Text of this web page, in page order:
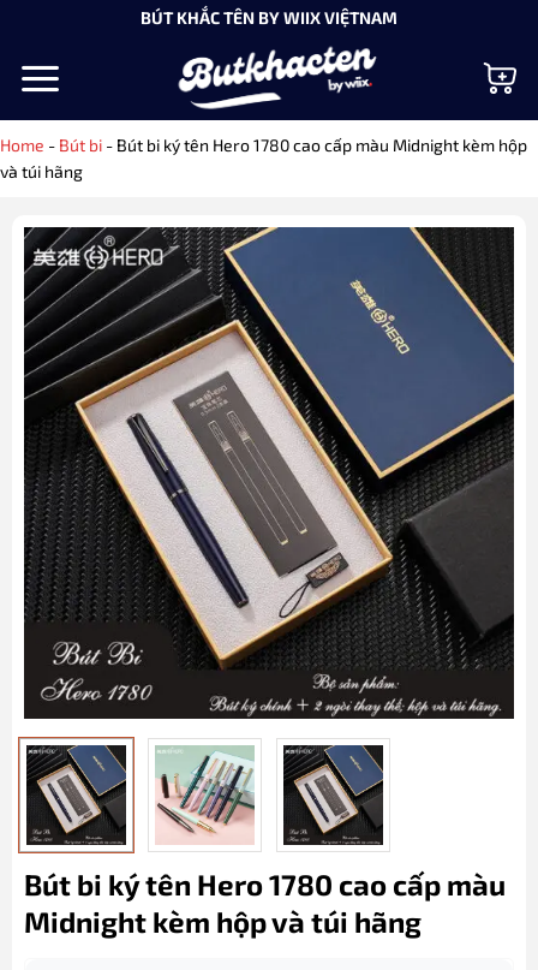
nội
BÚT KHẮC TÊN BY WIIX VIỆTNAM
Home - Bút bi - Bút bi ký tên Hero 1780 cao cấp màu Midnight kèm hộp
và túi hãng
Bút bi ký tên Hero 1780 cao cấp màu
Midnight kèm hộp và túi hãng